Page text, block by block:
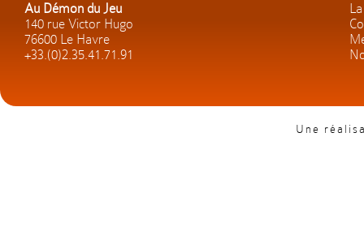
Au Démon du Jeu
140 rue Victor Hugo
76600 Le Havre
+33.(0)2.35.41.71.91
Une